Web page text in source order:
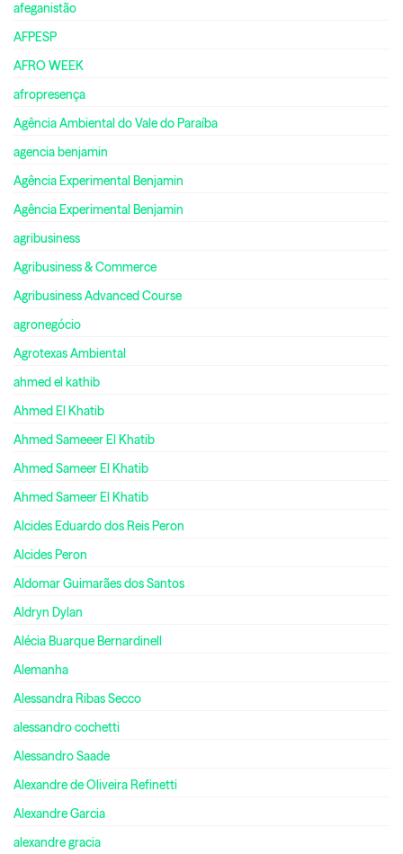
afeganistão
AFPESP
AFRO WEEK
afropresença
Agência Ambiental do Vale do Paraíba
agencia benjamin
Agência Experimental Benjamin
Agência Experimental Benjamin
agribusiness
Agribusiness & Commerce
Agribusiness Advanced Course
agronegócio
Agrotexas Ambiental
ahmed el kathib
Ahmed El Khatib
Ahmed Sameeer El Khatib
Ahmed Sameer El Khatib
Ahmed Sameer El Khatib
Alcides Eduardo dos Reis Peron
Alcides Peron
Aldomar Guimarães dos Santos
Aldryn Dylan
Alécia Buarque Bernardinell
Alemanha
Alessandra Ribas Secco
alessandro cochetti
Alessandro Saade
Alexandre de Oliveira Refinetti
Alexandre Garcia
alexandre gracia